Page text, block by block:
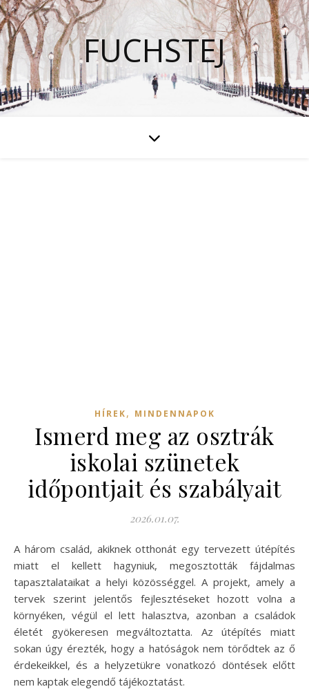
FUCHSTEJ
HÍREK, MINDENNAPOK
Ismerd meg az osztrák
iskolai szünetek
időpontjait és szabályait
2026.01.07.
A három család, akiknek otthonát egy tervezett útépítés
miatt el kellett hagyniuk, megosztották fájdalmas
tapasztalataikat a helyi közösséggel. A projekt, amely a
tervek szerint jelentős fejlesztéseket hozott volna a
környéken, végül el lett halasztva, azonban a családok
életét gyökeresen megváltoztatta. Az útépítés miatt
sokan úgy érezték, hogy a hatóságok nem törődtek az ő
érdekeikkel, és a helyzetükre vonatkozó döntések előtt
nem kaptak elegendő tájékoztatást.